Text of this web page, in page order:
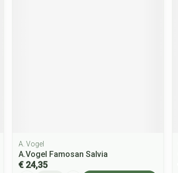
A. Vogel
A.Vogel Famosan Salvia
€ 24,35